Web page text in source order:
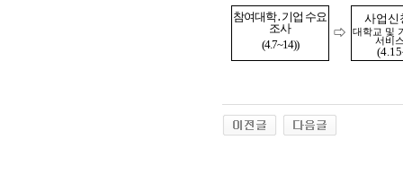
참여대학․기업 수요
조사
(4.7~14))
⇨
사업신
대학교 및
서비